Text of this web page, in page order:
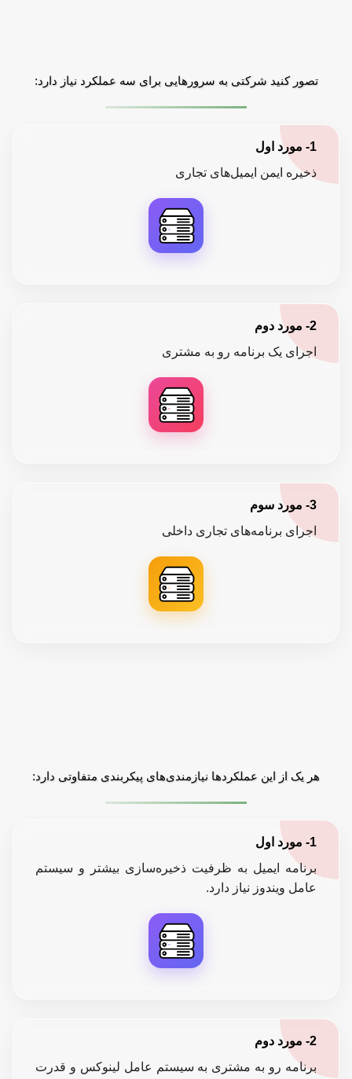
تصور کنید شرکتی به سرورهایی برای سه عملکرد نیاز دارد:
1- مورد اول
ذخیره ایمن ایمیل‌های تجاری
2- مورد دوم
اجرای یک برنامه رو به مشتری
3- مورد سوم
اجرای برنامه‌های تجاری داخلی
هر یک از این عملکردها نیازمندی‌های پیکربندی متفاوتی دارد:
1- مورد اول
برنامه ایمیل به ظرفیت ذخیره‌سازی بیشتر و سیستم
عامل ویندوز نیاز دارد.
2- مورد دوم
برنامه رو به مشتری به سیستم عامل لینوکس و قدرت